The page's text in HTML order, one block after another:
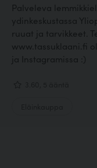
Palveleva
ydinkeskustassa
ruuat ja tarvikkeet.
www.tassuklaani.fi
ja Instagramissa :)